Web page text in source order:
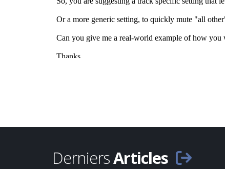
DerniersArticles